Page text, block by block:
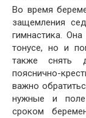
Во время
защемления
гимнастика.
тонусе, но и
также снять
пояснично-
важно
нужные и
сроком